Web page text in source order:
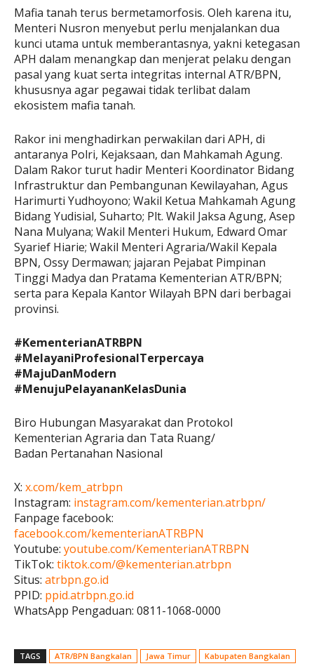
Mafia tanah terus bermetamorfosis. Oleh karena itu,
Menteri Nusron menyebut perlu menjalankan dua
kunci utama untuk memberantasnya, yakni ketegasan
APH dalam menangkap dan menjerat pelaku dengan
pasal yang kuat serta integritas internal ATR/BPN,
khususnya agar pegawai tidak terlibat dalam
ekosistem mafia tanah.
Rakor ini menghadirkan perwakilan dari APH, di
antaranya Polri, Kejaksaan, dan Mahkamah Agung.
Dalam Rakor turut hadir Menteri Koordinator Bidang
Infrastruktur dan Pembangunan Kewilayahan, Agus
Harimurti Yudhoyono; Wakil Ketua Mahkamah Agung
Bidang Yudisial, Suharto; Plt. Wakil Jaksa Agung, Asep
Nana Mulyana; Wakil Menteri Hukum, Edward Omar
Syarief Hiarie; Wakil Menteri Agraria/Wakil Kepala
BPN, Ossy Dermawan; jajaran Pejabat Pimpinan
Tinggi Madya dan Pratama Kementerian ATR/BPN;
serta para Kepala Kantor Wilayah BPN dari berbagai
provinsi.
#KementerianATRBPN
#MelayaniProfesionalTerpercaya
#MajuDanModern
#MenujuPelayananKelasDunia
Biro Hubungan Masyarakat dan Protokol
Kementerian Agraria dan Tata Ruang/
Badan Pertanahan Nasional
X: x.com/kem_atrbpn
Instagram: instagram.com/kementerian.atrbpn/
Fanpage facebook:
facebook.com/kementerianATRBPN
Youtube: youtube.com/KementerianATRBPN
TikTok: tiktok.com/@kementerian.atrbpn
Situs: atrbpn.go.id
PPID: ppid.atrbpn.go.id
WhatsApp Pengaduan: 0811-1068-0000
TAGS ATR/BPN Bangkalan Jawa Timur
Kabupaten Bangkalan